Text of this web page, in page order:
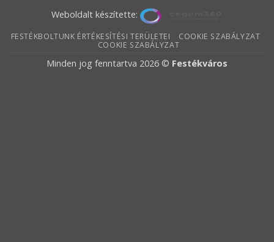
Weboldalt készítette:
FESTÉKBOLTUNK ÉRTÉKESÍTÉSI TERÜLETEI
COOKIE SZABÁLYZAT
COOKIE SZABÁLYZAT
Minden jog fenntartva 2026 © Festékváros